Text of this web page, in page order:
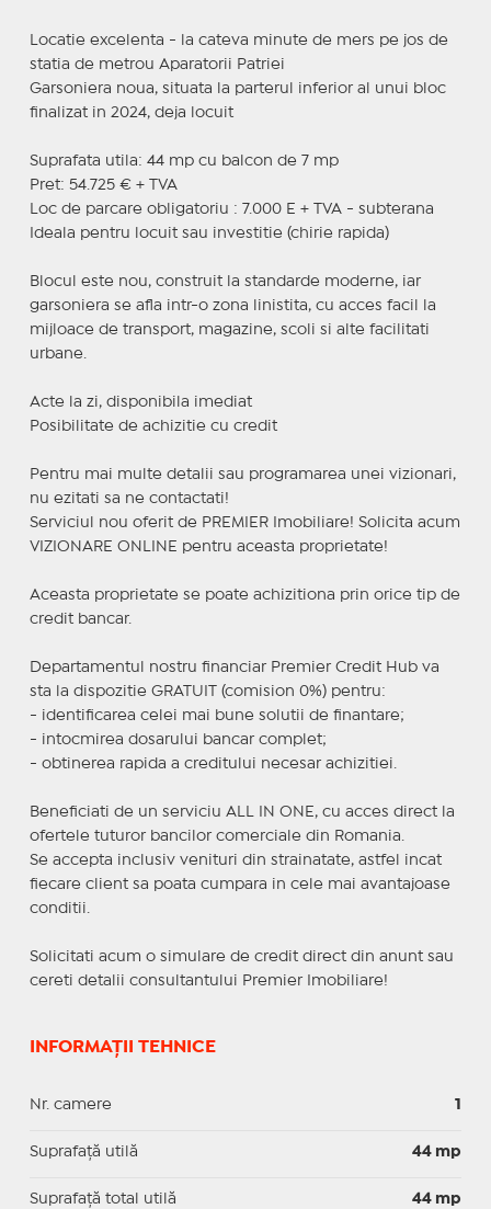
Locatie excelenta - la cateva minute de mers pe jos de
statia de metrou Aparatorii Patriei
Garsoniera noua, situata la parterul inferior al unui bloc
finalizat in 2024, deja locuit
Suprafata utila: 44 mp cu balcon de 7 mp
Pret: 54.725 € + TVA
Loc de parcare obligatoriu : 7.000 E + TVA - subterana
Ideala pentru locuit sau investitie (chirie rapida)
Blocul este nou, construit la standarde moderne, iar
garsoniera se afla intr-o zona linistita, cu acces facil la
mijloace de transport, magazine, scoli si alte facilitati
urbane.
Acte la zi, disponibila imediat
Posibilitate de achizitie cu credit
Pentru mai multe detalii sau programarea unei vizionari,
nu ezitati sa ne contactati!
Serviciul nou oferit de PREMIER Imobiliare! Solicita acum
VIZIONARE ONLINE pentru aceasta proprietate!
Aceasta proprietate se poate achizitiona prin orice tip de
credit bancar.
Departamentul nostru financiar Premier Credit Hub va
sta la dispozitie GRATUIT (comision 0%) pentru:
- identificarea celei mai bune solutii de finantare;
- intocmirea dosarului bancar complet;
- obtinerea rapida a creditului necesar achizitiei.
Beneficiati de un serviciu ALL IN ONE, cu acces direct la
ofertele tuturor bancilor comerciale din Romania.
Se accepta inclusiv venituri din strainatate, astfel incat
fiecare client sa poata cumpara in cele mai avantajoase
conditii.
Solicitati acum o simulare de credit direct din anunt sau
cereti detalii consultantului Premier Imobiliare!
INFORMAȚII TEHNICE
Nr. camere 1
Suprafaţă utilă 44 mp
Suprafaţă total utilă 44 mp